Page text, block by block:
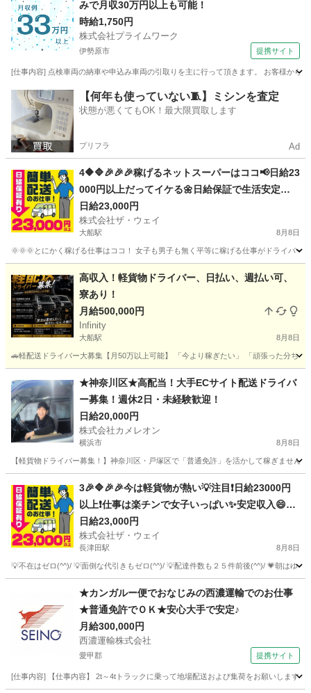
みで月収30万円以上も可能！
時給1,750円
株式会社プライムワーク
伊勢原市 提携サイト
[仕事内容] 点検車両の納車や申込み車両の引取りを主に行って頂きます。 お客様から
神奈川 伊勢原市 ドライバー
【何年も使っていない🧵】ミシンを査定
状態が悪くてもOK！最大限買取します
プリフラ Ad
4🔶🔷🎉🎉🎉稼げるネットスーパーはココ📢日給23
000円以上だってイケる🌼日給保証で生活安定😁
😁😁
日給23,000円
株式会社ザ・ウェイ
大船駅 8月8日
🌞🌞🌞とにかく稼げる仕事はココ！ 女子も男子も無く平等に稼げる仕事がドライバ
大船駅 ドライバー ネットスーパー
高収入！軽貨物ドライバー、日払い、週払い可、
寮あり！
月給500,000円
Infinity
大船駅 8月8日
🚗軽配送ドライバー大募集【月50万以上可能】 「今より稼ぎたい」 「頑張った分
大船駅 ドライバー 貨物
★神奈川区★高配当！大手ECサイト配送ドライバ
ー募集！週休2日・未経験歓迎！
日給20,000円
株式会社カメレオン
横浜市 8月8日
【軽貨物ドライバー募集！】神奈川区・戸塚区で「普通免許」を活かして稼ぎませ
ドライバー 荷物
3🎉🔷🎉🎉今は軽貨物が熱い💡注目❗️日給23000円
以上❗️仕事は楽チンで女子いっぱい✨安定収入😄完
全週休2日制だよ💗
日給23,000円
株式会社ザ・ウェイ
長津田駅 8月8日
💡不在はゼロ(^^)/ 💡面倒な代引きもゼロ(^^)/ 💡配達件数も２５件前後(^^)/ 💗朝はゆ
長津田駅 ドライバー ネットスーパー
★カンガルー便でおなじみの西濃運輸でのお仕事
★普通免許でＯＫ★安心大手で安定♪
月給300,000円
西濃運輸株式会社
愛甲郡 提携サイト
[仕事内容] 【仕事内容】 2t～4tトラックに乗って地場配送および集荷をお願いします